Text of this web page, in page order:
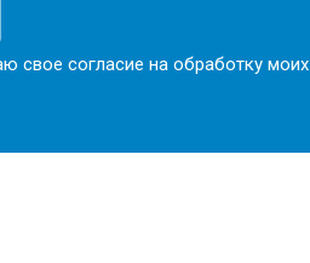
свое согласие на обработку моих